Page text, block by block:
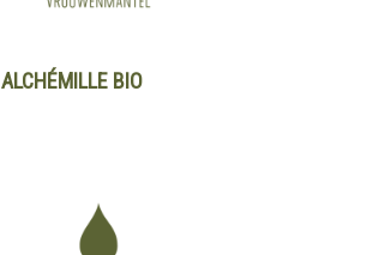
ALCHÉMILLE BIO